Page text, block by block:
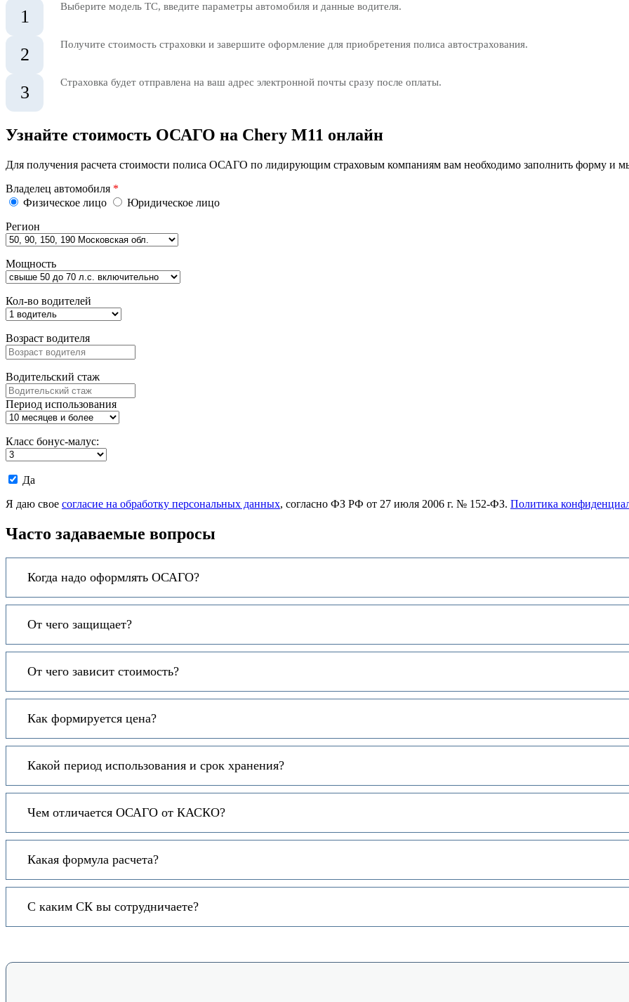
1 Выберите модель ТС, введите параметры автомобиля и данные водителя.
2 Получите стоимость страховки и завершите оформление для приобретения полиса автострахования.
3 Страховка будет отправлена на ваш адрес электронной почты сразу после оплаты.
Узнайте стоимость ОСАГО на Chery M11 онлайн
Для получения расчета стоимости полиса ОСАГО по лидирующим страховым компаниям вам необходимо заполнить форму и мы
Владелец автомобиля *
Физическое лицо
Юридическое лицо
Регион
Мощность
Кол-во водителей
Возраст водителя
Водительский стаж
Период использования
Класс бонус-малус:
Даю
на
моих
персональных
Да
Я даю свое согласие на обработку персональных данных, согласно ФЗ РФ от 27 июля 2006 г. № 152-ФЗ. Политика
Часто задаваемые вопросы
Когда надо оформлять ОСАГО?
От чего защищает?
От чего зависит стоимость?
Как формируется цена?
Какой период использования и срок хранения?
Чем отличается ОСАГО от КАСКО?
Какая формула расчета?
С каким СК вы сотрудничаете?